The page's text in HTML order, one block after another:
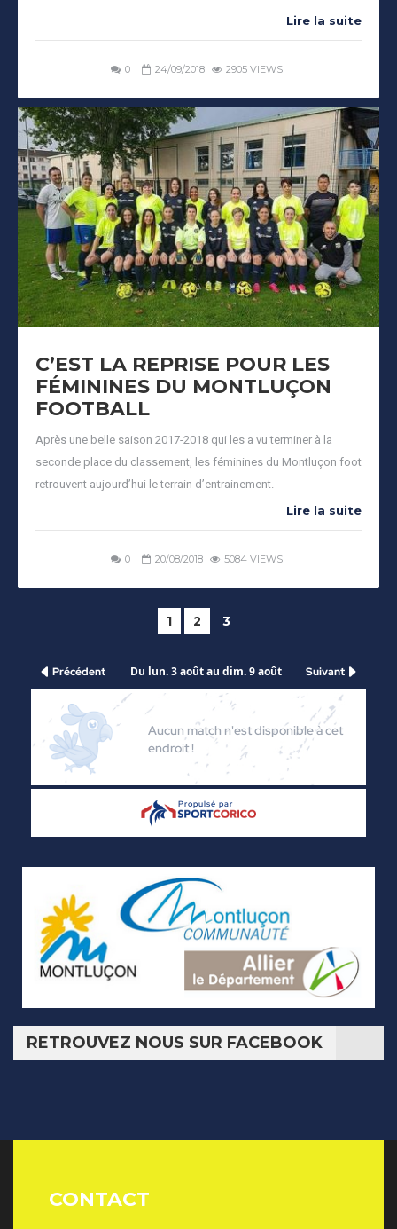
Lire la suite
0 24/09/2018 2905 VIEWS
C’EST LA REPRISE POUR LES
FÉMININES DU MONTLUÇON
FOOTBALL
Après une belle saison 2017-2018 qui les a vu terminer à la
seconde place du classement, les féminines du Montluçon foot
retrouvent aujourd’hui le terrain d’entrainement.
Lire la suite
0 20/08/2018 5084 VIEWS
1 2 3
RETROUVEZ NOUS SUR FACEBOOK
CONTACT